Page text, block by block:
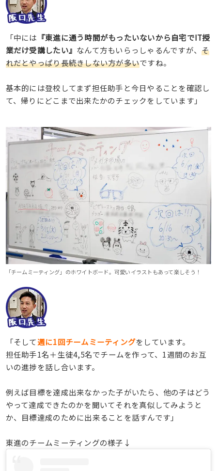
「中には 『東進に通う時間がもったいないから自宅でIT授
業だけ受講したい』 なんて方もいらっしゃるんですが、そ
れだとやっぱり長続きしない方が多いですね。
基本的には登校してまず担任助手と今日やることを確認し
て、帰りにどこまで出来たかのチェックをしています」
「チームミーティング」のホワイトボード。可愛いイラストもあって楽しそう！
「そして週に1回チームミーティングをしています。
担任助手1名＋生徒4,5名でチームを作って、1週間のお互
いの進捗を話し合います。
例えば目標を達成出来なかった子がいたら、他の子はどう
やって達成できたのかを聞いてそれを真似してみようと
か、目標達成のために出来ることを話すんです」
東進のチームミーティングの様子↓